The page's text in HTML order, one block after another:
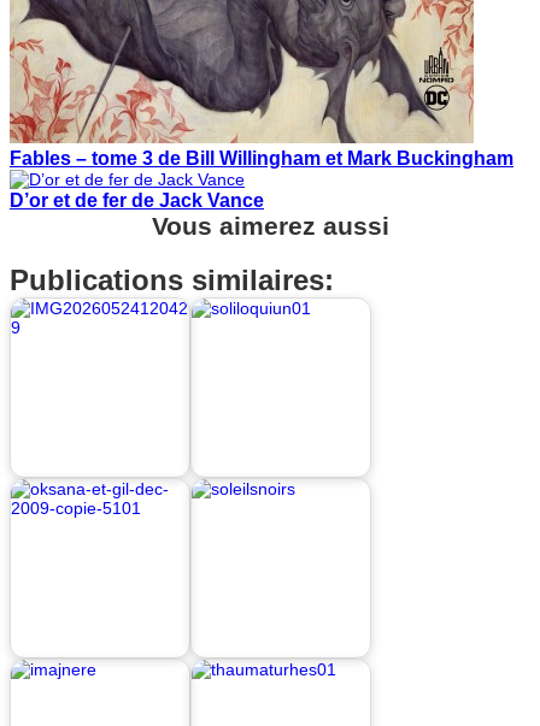
Fables – tome 3 de Bill Willingham et Mark Buckingham
D’or et de fer de Jack Vance
Vous aimerez aussi
Publications similaires: